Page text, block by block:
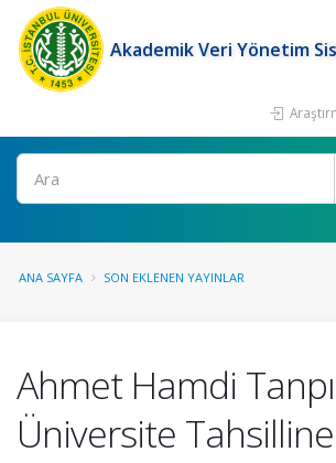
Akademik Veri Yönetim
Ara
ANA SAYFA SON EKLENEN YAYINLAR
Ahmet Hamdi
Üniversite